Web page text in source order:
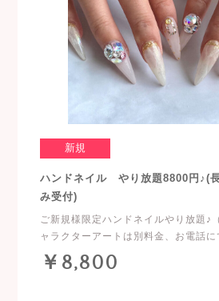
新規
ハンドネイル やり放題8800円♪(
み受付)
ご新規様限定ハンドネイルやり放題♪
ャラクターアートは別料金、お電話に
￥8,800